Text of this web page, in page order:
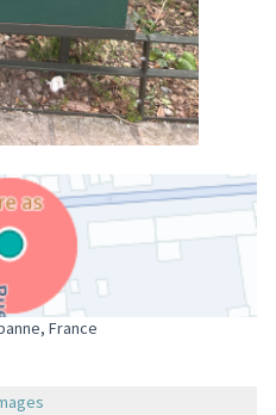
France